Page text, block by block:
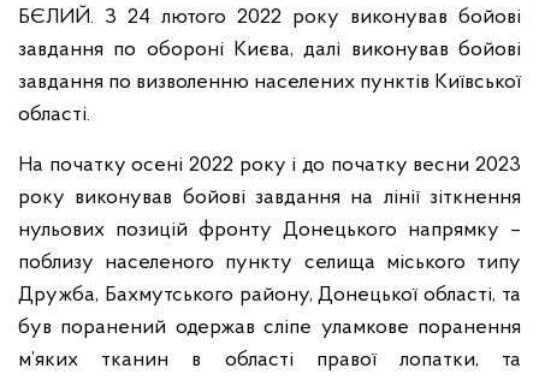
БЄЛИЙ. З 24 лютого 2022 року виконував бойові
завдання по обороні Києва, далі виконував бойові
завдання по визволенню населених пунктів Київської
області.
На початку осені 2022 року і до початку весни 2023
року виконував бойові завдання на лінії зіткнення
нульових позицій фронту Донецького напрямку –
поблизу населеного пункту селища міського типу
Дружба, Бахмутського району, Донецької області, та
був поранений одержав сліпе уламкове поранення
м’яких тканин в області правої лопатки, та